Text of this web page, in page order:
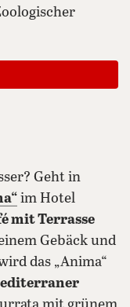
teilenteilen
Geht in
im Hotel
mit Terrasse
Gebäck und
das „Anima“